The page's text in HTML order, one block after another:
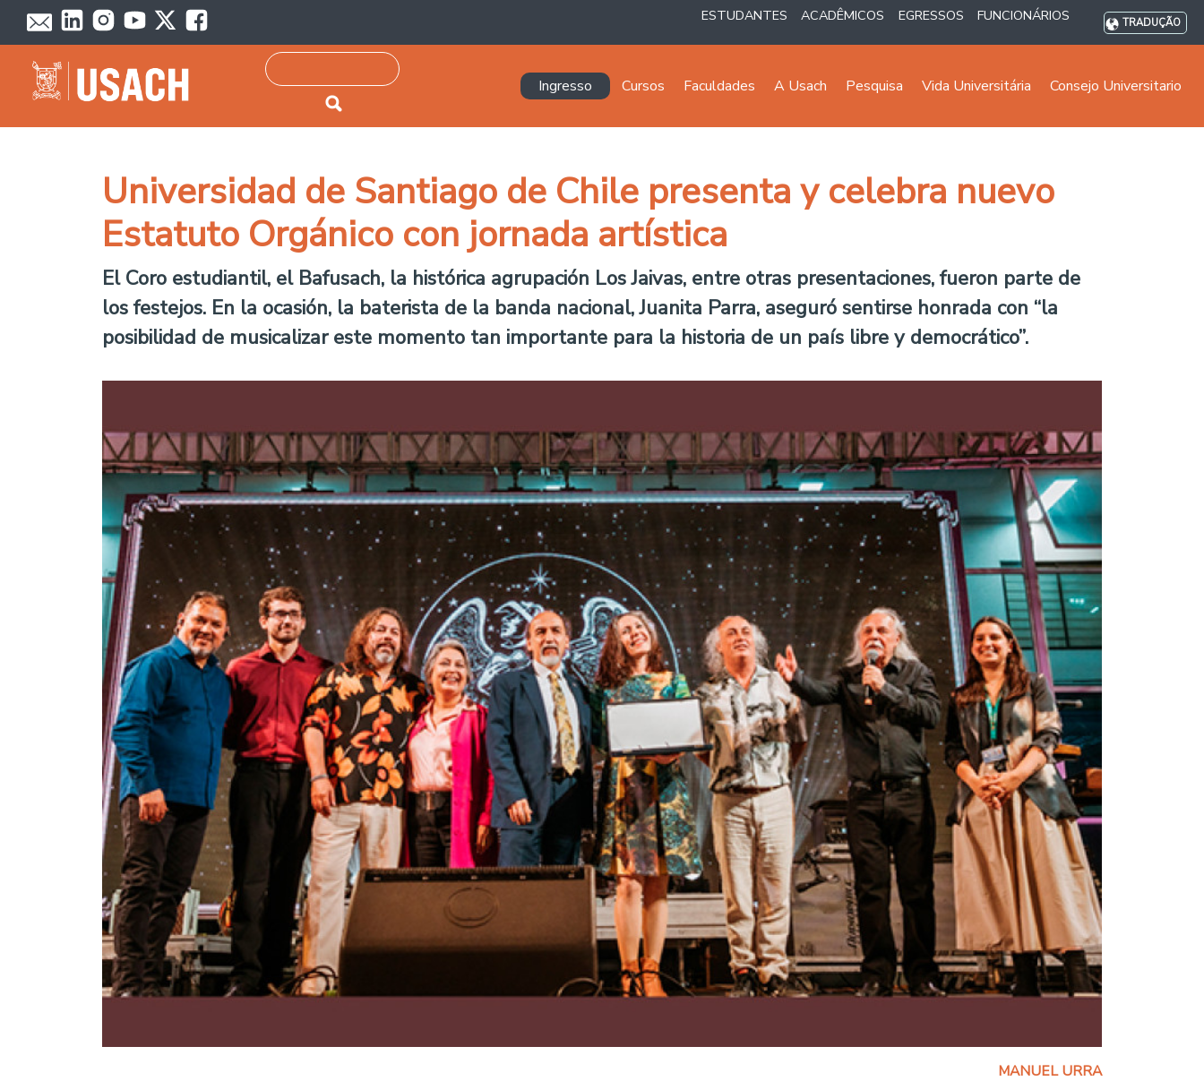
Passar para o conteúdo principal ESTUDANTES ACADÊMICOS EGRESSOS FUNCIONÁRIOS TRADUÇÃO
Pesquisar
Navegación principal
Ingresso Cursos Faculdades A Usach Pesquisa Vida Universitária Consejo Universitario
Universidad de Santiago de Chile presenta y celebra nuevo
Estatuto Orgánico con jornada artística
El Coro estudiantil, el Bafusach, la histórica agrupación Los Jaivas, entre otras presentaciones, fueron parte de
los festejos. En la ocasión, la baterista de la banda nacional, Juanita Parra, aseguró sentirse honrada con “la
posibilidad de musicalizar este momento tan importante para la historia de un país libre y democrático”.
MANUEL URRA